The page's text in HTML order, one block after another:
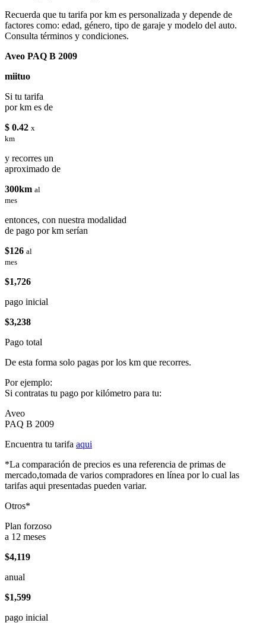
Recuerda que tu tarifa por km es personalizada y depende de
factores como: edad, género, tipo de garaje y modelo del auto.
Consulta términos y condiciones.
Aveo PAQ B 2009
miituo
Si tu tarifa
por km es de
$ 0.42 x
km
y recorres un
aproximado de
300km al
mes
entonces, con nuestra modalidad
de pago por km serían
$126 al
mes
$1,726
pago inicial
$3,238
Pago total
De esta forma solo pagas por los km que recorres.
Por ejemplo:
Si contratas tu pago por kilómetro para tu:
Aveo
PAQ B 2009
Encuentra tu tarifa aqui
*La comparación de precios es una referencia de primas de
mercado,tomada de varios compradores en línea por lo cual las
tarifas aqui presentadas pueden variar.
Otros*
Plan forzoso
a 12 meses
$4,119
anual
$1,599
pago inicial